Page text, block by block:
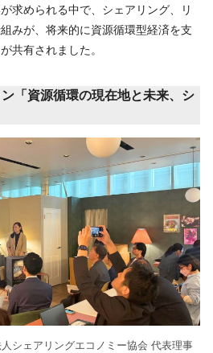
求められる中で、シェアリング、リ
みが、将来的に資源循環型経済を支
共有されました。
「資源循環の現在地と未来、シ
シェアリングエコノミー協会 代表理事